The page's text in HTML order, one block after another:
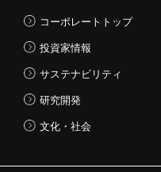
コーポレートトップ
投資家情報
サステナビリティ
研究開発
文化・社会